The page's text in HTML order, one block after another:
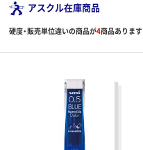
アスクル在庫商品
硬度・販売単位違いの商品が4商品あります